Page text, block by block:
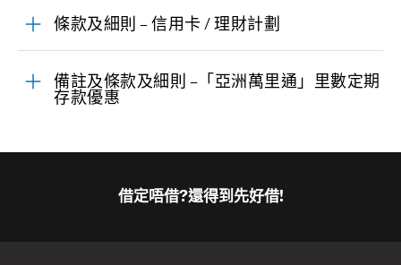
條款及細則 – 信用卡 / 理財計劃
備註及條款及細則 –「亞洲萬里通」里數定期
存款優惠
借定唔借?還得到先好借!